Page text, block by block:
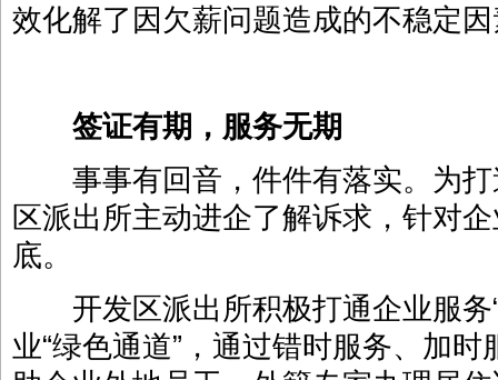
效化解了因欠薪问题造成的不稳定
签证有期，服务无期
事事有回音，件件有落实。为打
区派出所主动进企了解诉求，针对
底。
开发区派出所积极打通企业服务“
业“绿色通道”，通过错时服务、加